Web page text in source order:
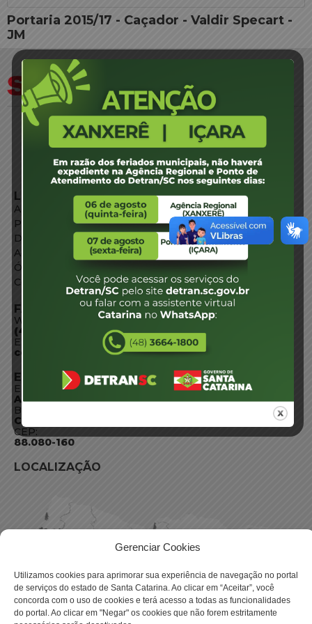
Gerenciar Cookies
Utilizamos cookies para aprimorar sua experiência de navegação no portal
de serviços do estado de Santa Catarina. Ao clicar em “Aceitar”, você
concorda com o uso de cookies e terá acesso a todas as funcionalidades
do portal. Ao clicar em "Negar" os cookies que não forem estritamente
Portaria 2015/17 - Caçador - Valdir Specart -
JM
LINKS EXTERNOS
Agência de Notícias
Portal de Serviços
Diário Oficial
Acesso à Informação
Órgãos do Governo
Conheça SC
FALE CONOSCO
WhatsApp:
(48) 3664-1800
E-mail:
centraldeinformacoes@detran.sc.gov.br
ENDEREÇO
Endereço:
Av. Almirante Tamandaré - 480
Bairro:
Coqueiros, Florianópolis SC
CEP:
88.080-160
LOCALIZAÇÃO